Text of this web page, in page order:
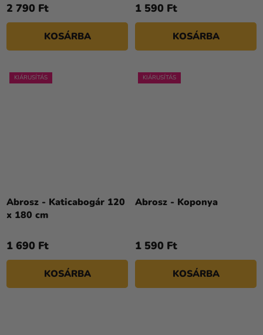
2 790 Ft
KOSÁRBA
1 590 Ft
KOSÁRBA
KIÁRUSÍTÁS
Abrosz - Katicabogár 120
x 180 cm
1 690 Ft
KOSÁRBA
KIÁRUSÍTÁS
Abrosz - Koponya
1 590 Ft
KOSÁRBA